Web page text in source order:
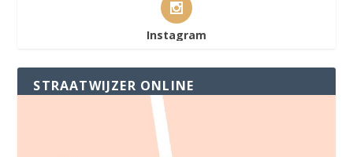
Instagram
STRAATWIJZER ONLINE